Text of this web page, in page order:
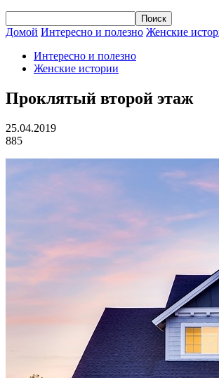
Домой Интересно и полезно Женские
Интересно и полезно
Женские истории
Проклятый второй этаж
25.04.2019
885